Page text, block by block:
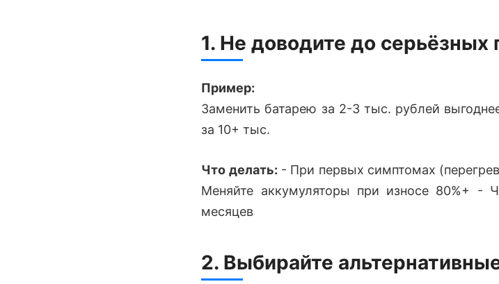
1. Не доводите до серьёзных
Пример:
Заменить батарею за 2-3 тыс. рублей
за 10+ тыс.
Что делать: - При первых симптомах
Меняйте аккумуляторы при износе 80%+ -
месяцев
2. Выбирайте